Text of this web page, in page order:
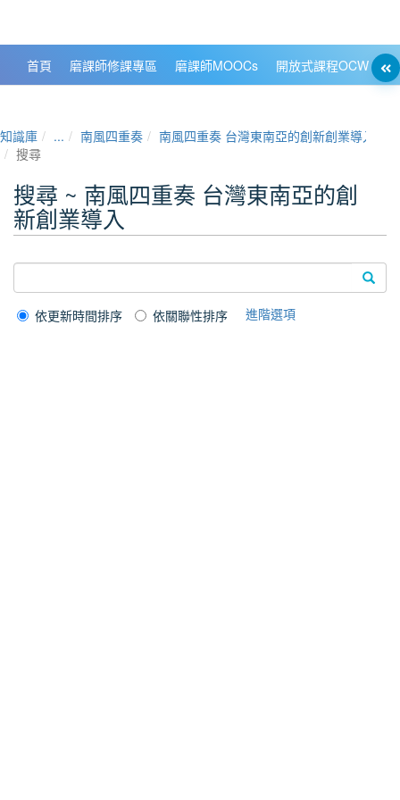
首頁 磨課師修課專區 磨課師MOOCs 開放式課程OCW
知識庫 ... 南風四重奏
南風四重奏 台灣東南亞的創新創業導入
搜尋
搜尋 ~ 南風四重奏 台灣東南亞的創
新創業導入
依更新時間排序 依關聯性排序 進階選項